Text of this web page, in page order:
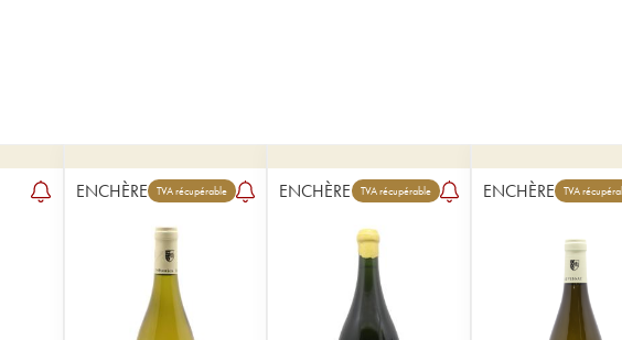
ENCHÈRE TVA récupérable ENCHÈRE TVA récupérable ENCHÈRE TVA